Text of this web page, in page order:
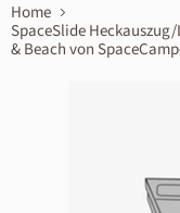
Home
SpaceSlide
& Beach von